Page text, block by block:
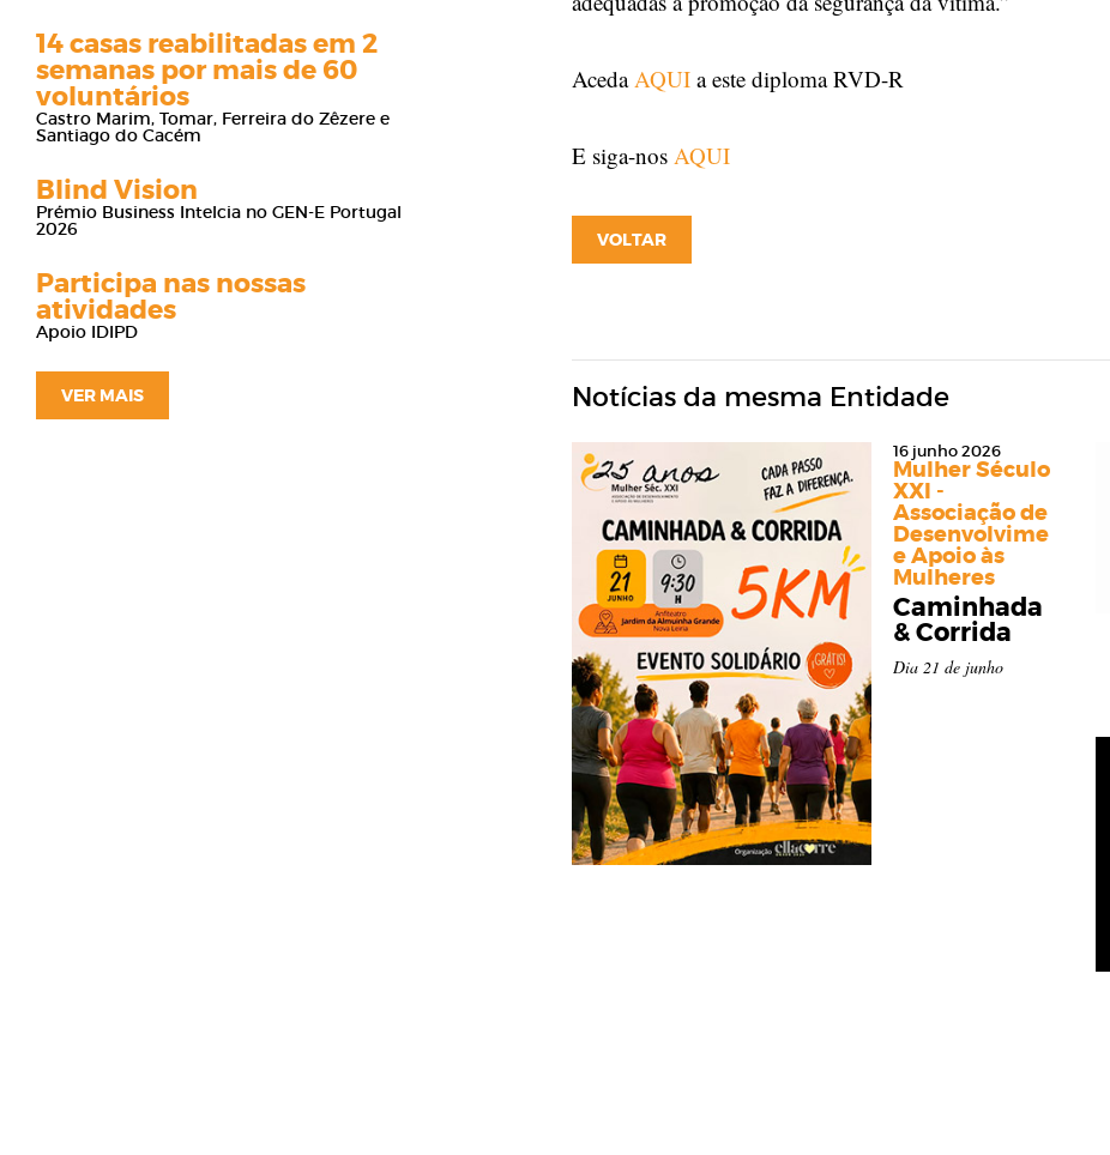
14 casas reabilitadas em 2
semanas por mais de 60
voluntários
Castro Marim, Tomar, Ferreira do Zêzere e
Santiago do Cacém
Blind Vision
Prémio Business Intelcia no GEN-E Portugal
2026
Participa nas nossas
atividades
Apoio IDIPD
VER MAIS
AcedaAQUIa este diploma RVD-R
E siga-nos AQUI
VOLTAR
Notícias da mesma Entidade
16 junho 2026
Mulher Século
XXI -
Associação de
Desenvolvimento
e Apoio às
Mulheres
Caminhada
& Corrida
Dia 21 de junho